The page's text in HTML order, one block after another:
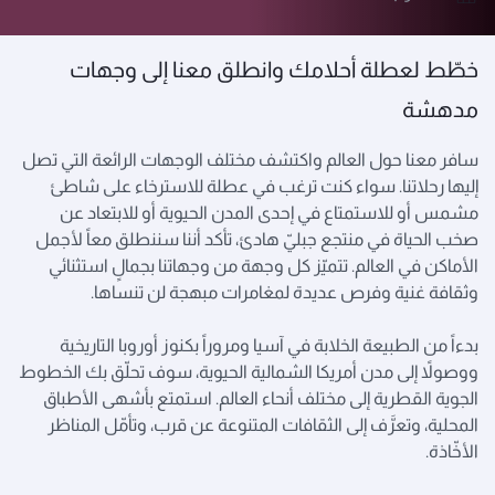
خطّط لعطلة أحلامك وانطلق معنا إلى وجهات
مدهشة
سافر معنا حول العالم واكتشف مختلف الوجهات الرائعة التي تصل
إليها رحلاتنا. سواء كنت ترغب في عطلة للاسترخاء على شاطئ
مشمس أو للاستمتاع في إحدى المدن الحيوية أو للابتعاد عن
صخب الحياة في منتجع جبليّ هادئ، تأكد أننا سننطلق معاً لأجمل
الأماكن في العالم. تتميّز كل وجهة من وجهاتنا بجمالٍ استثنائي
وثقافة غنية وفرص عديدة لمغامرات مبهجة لن تنساها.
بدءاً من الطبيعة الخلابة في آسيا ومروراً بكنوز أوروبا التاريخية
ووصولاً إلى مدن أمريكا الشمالية الحيوية، سوف تحلّق بك الخطوط
الجوية القطرية إلى مختلف أنحاء العالم. استمتع بأشهى الأطباق
المحلية، وتعرَّف إلى الثقافات المتنوعة عن قرب، وتأمّل المناظر
الأخّاذة.